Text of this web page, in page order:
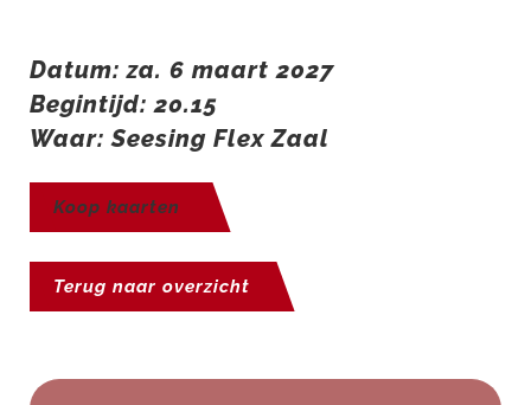
Datum: za. 6 maart 2027
Begintijd: 20.15
Waar: Seesing Flex Zaal
Koop kaarten
Terug naar overzicht